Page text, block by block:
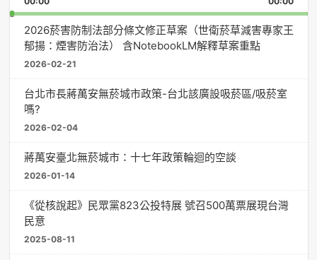
Rate
2026菸害防制法部分條文修正草案（世衛菸草減害專家王
郁揚：煙害防治法） 含NotebookLM解釋草案重點
2026-02-21
台北市長蔣萬安無菸城市政策-台北該廣設吸菸區/吸菸室
嗎?
2026-02-04
蔣萬安臺北無菸城市：十七年政策輪迴的空談
2026-01-14
《從核說起》民眾黨823公投特展 號召500萬票展現台灣
民意
2025-08-11